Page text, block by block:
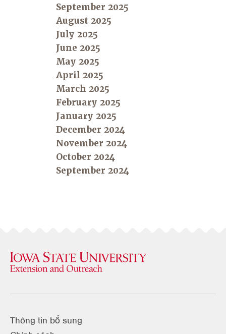
September 2025
August 2025
July 2025
June 2025
May 2025
April 2025
March 2025
February 2025
January 2025
December 2024
November 2024
October 2024
September 2024
Thông tin bổ sung